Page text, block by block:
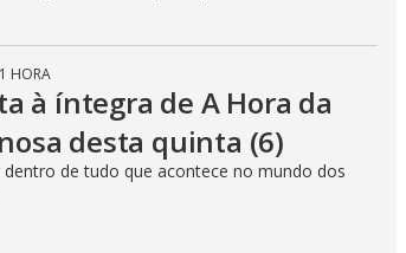
HORA
à íntegra de A Hora da
desta quinta (6)
dentro de tudo que acontece no mundo dos